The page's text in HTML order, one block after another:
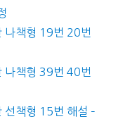
나책형 19번 20번
나책형 39번 40번
선책형 15번 해설 –